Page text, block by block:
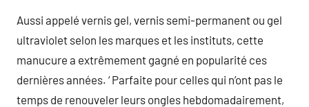
Aussi appelé vernis gel, vernis semi-permanent ou gel
ultraviolet selon les marques et les instituts, cette
manucure a extrêmement gagné en popularité ces
dernières années. ‘ Parfaite pour celles qui n’ont pas le
temps de renouveler leurs ongles hebdomadairement,